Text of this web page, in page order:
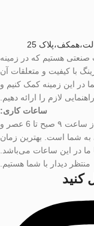
25
صنعتی هستیم که در زمینه
با کیفیت و متعلقات آن
در این زمینه کمک کنیم و
راهنمایی لازم را ارائه دهیم.
ساعات کاری:
تیم ما در روزهای هفته، از شنبه تا چهارشنبه از ساعت ۹ صبح تا 6 عصر و
پاسخگویی به شما است. بهترین زمان
ما در این ساعات می‌باشد.
منتظر دیدار با شما هستیم.
کنید